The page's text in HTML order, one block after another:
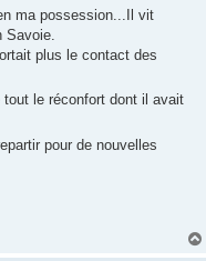
ma possession...Il vit
Savoie.
plus le contact des
le réconfort dont il avait
pour de nouvelles